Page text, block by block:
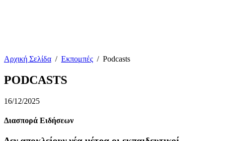
Αρχική Σελίδα / Εκπομπές / Podcasts
PODCASTS
16/12/2025
Διασπορά Ειδήσεων